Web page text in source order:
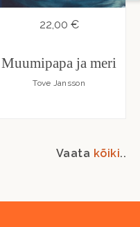
22,00 €
Muumipapa ja meri
Tove Jansson
Vaata kõiki..